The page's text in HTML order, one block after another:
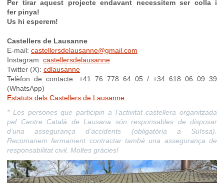
Per tirar aquest projecte endavant necessitem ser colla i
fer pinya!
Us hi esperem!
Castellers de Lausanne
E-mail: castellersdelausanne@gmail.com
Instagram: castellersdelausanne
Twitter (X): cdlausanne
Telèfon de contacte: +41 76 778 64 05 / +34 618 06 09 39
(WhatsApp)
Estatuts dels Castellers de Lausanne
* Les persones que participin a l’activitat castellera organitzada
pel Centre Català de Lausana són responsables de disposar
d’una assegurança d’accidents (obligatòria a Suïssa).
Recomanem fermament contractar també una assegurança de
responsabilitat civil. Moltes gràcies!